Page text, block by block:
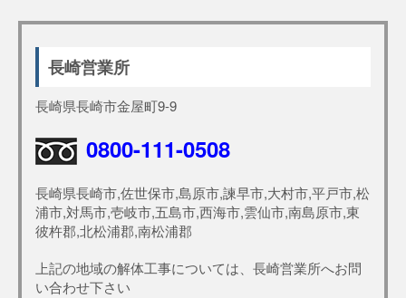
長崎営業所
長崎県長崎市金屋町9-9
0800-111-0508
長崎県長崎市,佐世保市,島原市,諫早市,大村市,平戸市,松
浦市,対馬市,壱岐市,五島市,西海市,雲仙市,南島原市,東
彼杵郡,北松浦郡,南松浦郡
上記の地域の解体工事については、長崎営業所へお問
い合わせ下さい